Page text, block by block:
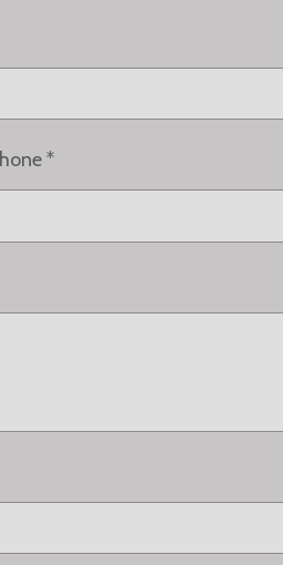
*